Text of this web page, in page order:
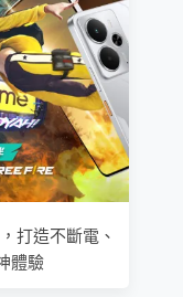
打造不斷電、
體驗